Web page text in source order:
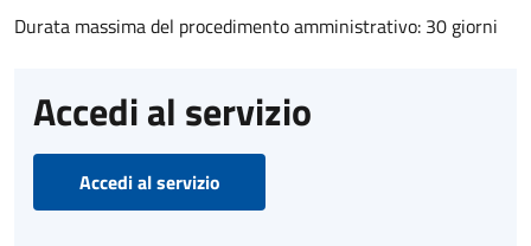
Durata massima del procedimento amministrativo: 30 giorni
Accedi al servizio
Accedi al servizio